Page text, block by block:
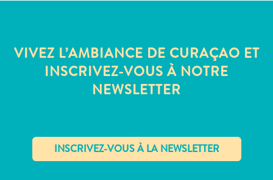
VIVEZ L’AMBIANCE DE CURAÇAO ET
INSCRIVEZ-VOUS À NOTRE
NEWSLETTER